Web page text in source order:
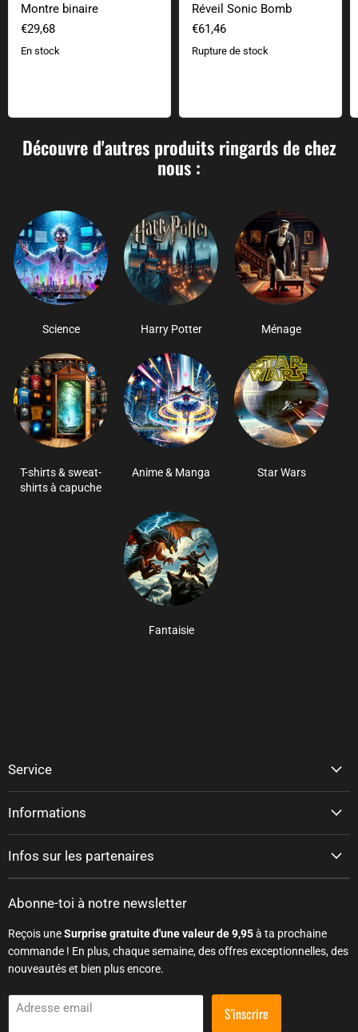
Montre binaire
€29,68
En stock
Réveil Sonic Bomb
€61,46
Rupture de stock
Découvre d'autres produits ringards de chez
nous :
Science Harry Potter Ménage
T-shirts & sweat-
shirts à capuche
Anime & Manga Star Wars
Fantaisie
Service
Informations
Infos sur les partenaires
Abonne-toi à notre newsletter
Reçois uneSurprise gratuite d'une valeur de 9,95à ta prochaine
commande ! En plus, chaque semaine, des offres exceptionnelles, des
nouveautés et bien plus encore.
Adresse email S'inscrire